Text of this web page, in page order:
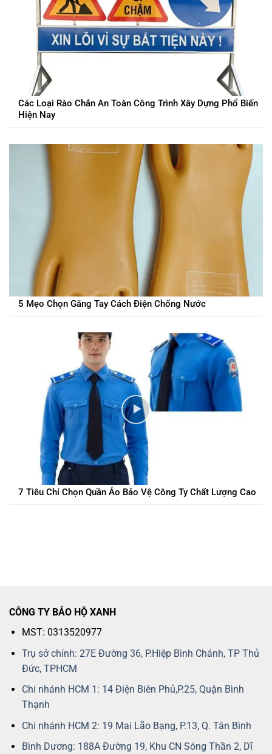
Các Loại Rào Chắn An Toàn Công Trình Xây Dựng Phổ Biến
Hiện Nay
5 Mẹo Chọn Găng Tay Cách Điện Chống Nước
7 Tiêu Chí Chọn Quần Áo Bảo Vệ Công Ty Chất Lượng Cao
CÔNG TY BẢO HỘ XANH
MST: 0313520977
Trụ sở chính: 27E Đường 36, P.Hiệp Bình Chánh, TP Thủ
Đức, TPHCM
Chi nhánh HCM 1: 14 Điện Biên Phủ,P.25, Quận Bình
Thạnh
Chi nhánh HCM 2: 19 Mai Lão Bạng, P.13, Q. Tân Bình
Bình Dương: 188A Đường 19, Khu CN Sóng Thần 2, Dĩ